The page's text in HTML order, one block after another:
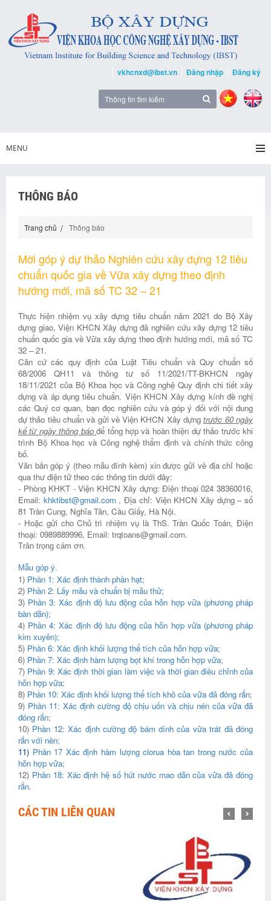
vkhcnxd@ibst.vn Đăng nhập Đăng ký
MENU
THÔNG BÁO
Trang chủ Thông báo
Mời góp ý dự thảo Nghiên cứu xây dựng 12 tiêu
chuẩn quốc gia về Vữa xây dựng theo định
hướng mới, mã số TC 32 – 21
Thực hiện nhiệm vụ xây dựng tiêu chuẩn năm 2021 do Bộ Xây
dựng giao, Viện KHCN Xây dựng đã nghiên cứu xây dựng 12 tiêu
chuẩn quốc gia về Vữa xây dựng theo định hướng mới, mã số TC
32 – 21.
Căn cứ các quy định của Luật Tiêu chuẩn và Quy chuẩn số
68/2006 QH11 và thông tư số 11/2021/TT-BKHCN ngày
18/11/2021 của Bộ Khoa học và Công nghệ Quy định chi tiết xây
dựng và áp dụng tiêu chuẩn. Viện KHCN Xây dựng kính đề nghị
các Quý cơ quan, bạn đọc nghiên cứu và góp ý đối với nội dung
dự thảo tiêu chuẩn và gửi về Viện KHCN Xây dựngtrước 60 ngày
kể từ ngày thông báođể tổng hợp và hoàn thiện dự thảo trước khi
trình Bộ Khoa học và Công nghệ thẩm định và chính thức công
bố.
Văn bản góp ý (theo mẫu đính kèm) xin được gửi về địa chỉ hoặc
qua thư điện tử theo các thông tin dưới đây:
- Phòng KHKT - Viện KHCN Xây dựng: Điện thoại 024 38360016,
Email: khktibst@gmail.com , Địa chỉ: Viện KHCN Xây dựng – số
81 Trần Cung, Nghĩa Tân, Cầu Giấy, Hà Nội.
- Hoặc gửi cho Chủ trì nhiệm vụ là ThS. Trần Quốc Toán, Điện
thoại: 0989889996, Email: trqtoans@gmail.com.
Trân trọng cảm ơn.
Mẫu góp ý.
1) Phần 1: Xác định thành phần hạt;
2) Phần 2: Lấy mẫu và chuẩn bị mẫu thử;
3) Phần 3:Xác định độ lưu động của hỗn hợp vữa (phương pháp
bàn dằn);
4) Phần 4:Xác định độ lưu động của hỗn hợp vữa (phương pháp
kim xuyên);
5) Phần 6: Xác định khối lượng thể tích của hỗn hợp vữa;
6) Phần 7: Xác định hàm lượng bọt khí trong hỗn hợp vữa;
7) Phần 9:Xác định thời gian làm việc và thời gian điều chỉnh của
hỗn hợp vữa;
8) Phần 10: Xác định khối lượng thể tích khô của vữa đã đóng rắn;
9) Phần 11: Xác định cường độ chịu uốn và chịu nén của vữa đã
đóng rắn;
10) Phần 12:Xác định cường độ bám dính của vữa trát đã đóng
rắn với nền;
11) Phần 17 Xác định hàm lượng clorua hòa tan trong nước của
hỗn hợp vữa;
12) Phần 18: Xác định hệ số hút nước mao dẫn của vữa đã đóng
rắn.
CÁC TIN LIÊN QUAN